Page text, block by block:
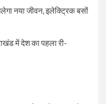
नया जीवन, इलेक्ट्रिक बसों
में देश का पहला री-